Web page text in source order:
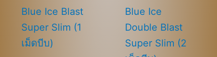
Blue Ice Blast
Super Slim (1
เม็ดบีบ)
Blue Ice
Double Blast
Super Slim (2